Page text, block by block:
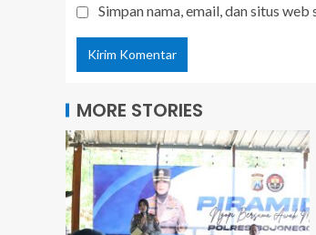
Simpan nama, email, dan situs
MORE STORIES